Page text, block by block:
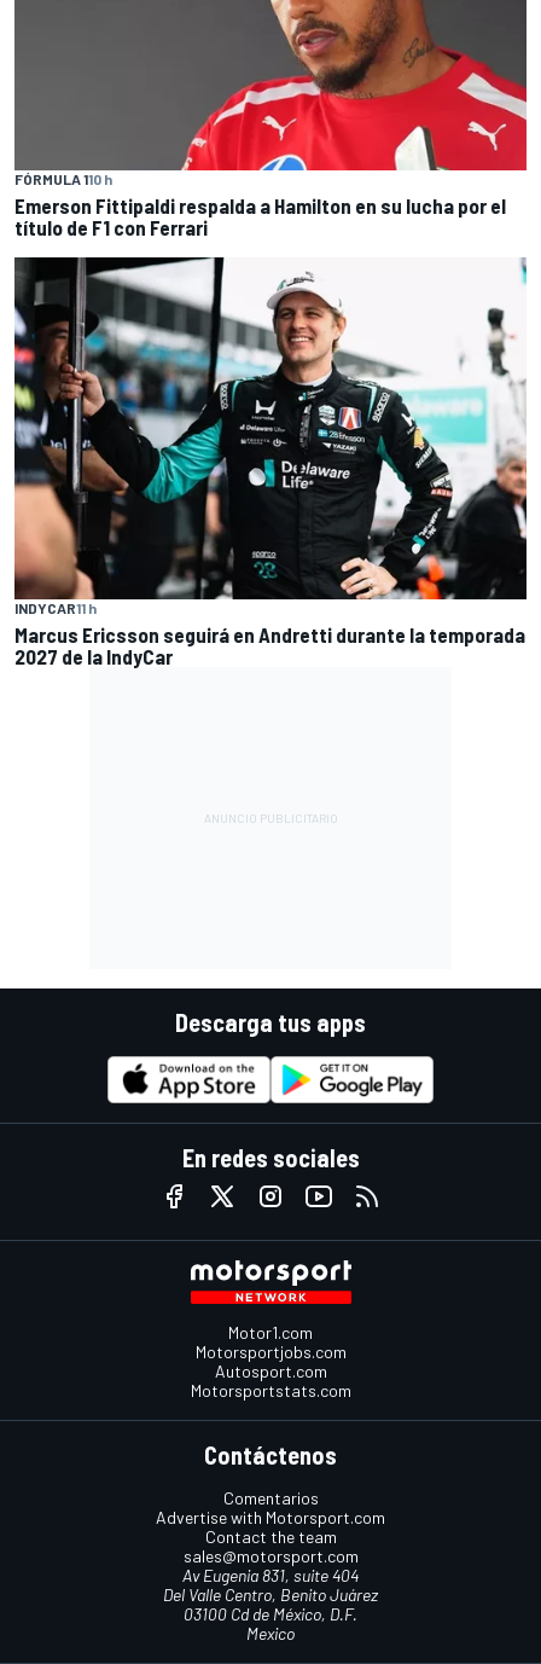
FÓRMULA 110 h
Emerson Fittipaldi respalda a Hamilton en su lucha por el
título de F1 con Ferrari
INDYCAR11 h
Marcus Ericsson seguirá en Andretti durante la temporada
2027 de la IndyCar
Descarga tus apps
En redes sociales
Motor1.com
Motorsportjobs.com
Autosport.com
Motorsportstats.com
Contáctenos
Comentarios
Advertise with Motorsport.com
Contact the team
sales@motorsport.com
Av Eugenia 831, suite 404
Del Valle Centro, Benito Juárez
03100 Cd de México, D.F.
Mexico